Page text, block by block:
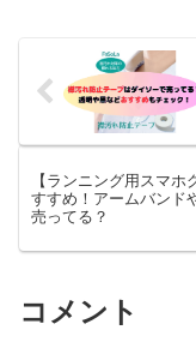
【ランニング用スマホ
すすめ！アームバンド
売ってる？
コメント